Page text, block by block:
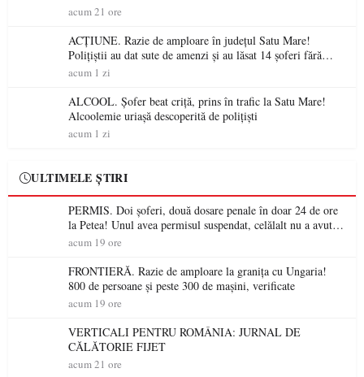
acum 21 ore
ACȚIUNE. Razie de amploare în județul Satu Mare!
Polițiștii au dat sute de amenzi și au lăsat 14 șoferi fără
permis într-o singură zi
acum 1 zi
ALCOOL. Șofer beat criță, prins în trafic la Satu Mare!
Alcoolemie uriașă descoperită de polițiști
acum 1 zi
ULTIMELE ȘTIRI
PERMIS. Doi șoferi, două dosare penale în doar 24 de ore
la Petea! Unul avea permisul suspendat, celălalt nu a avut
niciodată permis
acum 19 ore
FRONTIERĂ. Razie de amploare la granița cu Ungaria!
800 de persoane și peste 300 de mașini, verificate
acum 19 ore
VERTICALI PENTRU ROMÂNIA: JURNAL DE
CĂLĂTORIE FIJET
acum 21 ore